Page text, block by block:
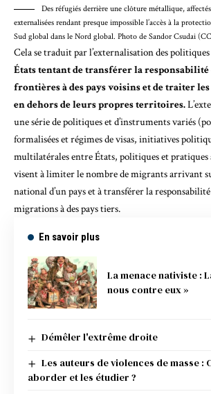
Des réfugiés derrière une clôture métallique,
externalisées rendant presque impossible l’accès à la
Sud global dans le Nord global. Photo de Sandor Csudai
Cela se traduit par l’externalisation des politiques
États tentant de transférer la
frontières à des pays voisins et de traiter les
en dehors de leurs propres territoires.
une série de politiques et d’instruments variés
formalisées et régimes de visas, initiatives
multilatérales entre États, politiques et pratiques
visent à limiter le nombre de migrants arrivant
national d’un pays et à transférer la
migrations à des pays tiers.
En savoir plus
La menace nativiste :
nous contre eux »
Démêler l'extrême droite
Les auteurs de violences de masse :
aborder et les étudier ?